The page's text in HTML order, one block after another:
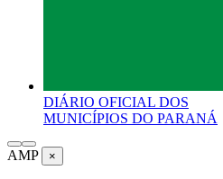
DIÁRIO OFICIAL DOS
MUNICÍPIOS DO PARANÁ
AMP ×